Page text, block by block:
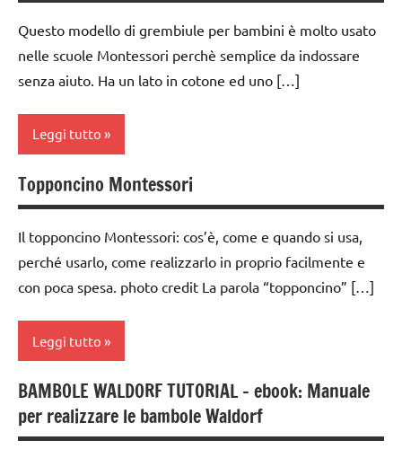
TUTTI GLI
ARTICOLI
PRATICA
Questo modello di grembiule per bambini è molto usato
nelle scuole Montessori perchè semplice da indossare
senza aiuto. Ha un lato in cotone ed uno […]
Leggi tutto
Album
Montessori
cartamodelli
materiali
Montessori
da 0
anni
Topponcino Montessori
Il topponcino Montessori: cos’è, come e quando si usa,
perché usarlo, come realizzarlo in proprio facilmente e
con poca spesa. photo credit La parola “topponcino” […]
Leggi tutto
cartamodelli
BAMBOLE WALDORF TUTORIAL – ebook: Manuale
per realizzare le bambole Waldorf